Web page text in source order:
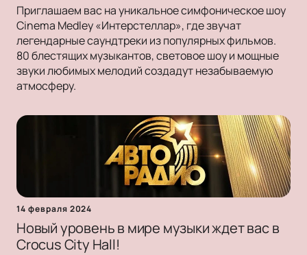
Приглашаем вас на уникальное симфоническое шоу
Cinema Medley «Интерстеллар», где звучат
легендарные саундтреки из популярных фильмов.
80 блестящих музыкантов, световое шоу и мощные
звуки любимых мелодий создадут незабываемую
атмосферу.
14 февраля 2024
Новый уровень в мире музыки ждет вас в
Crocus City Hall!